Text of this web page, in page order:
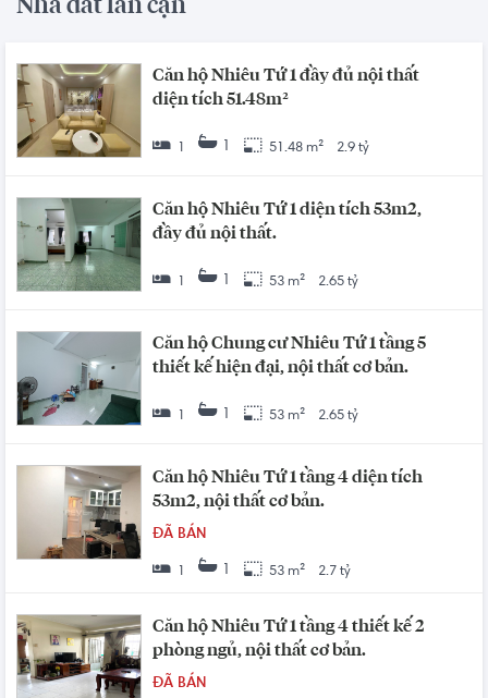
Nhà đất lân cận
Căn hộ Nhiêu Tứ 1 đầy đủ nội thất
diện tích 51.48m²
1 51.48 m² 2.9 tỷ
Căn hộ Nhiêu Tứ 1 diện tích 53m2,
đầy đủ nội thất.
1 53 m² 2.65 tỷ
Căn hộ Chung cư Nhiêu Tứ 1 tầng 5
thiết kế hiện đại, nội thất cơ bản.
1 53 m² 2.65 tỷ
Căn hộ Nhiêu Tứ 1 tầng 4 diện tích
53m2, nội thất cơ bản.
ĐÃ BÁN
1 53 m² 2.7 tỷ
Căn hộ Nhiêu Tứ 1 tầng 4 thiết kế 2
phòng ngủ, nội thất cơ bản.
ĐÃ BÁN